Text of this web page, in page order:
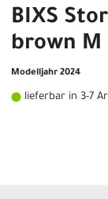
BIXS
brown M
Modelljahr 2024
lieferbar in 3-7